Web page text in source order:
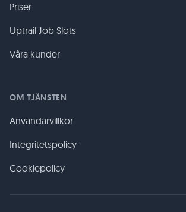
Priser
Uptrail Job Slots
Våra kunder
OM TJÄNSTEN
Användarvillkor
Integritetspolicy
Cookiepolicy